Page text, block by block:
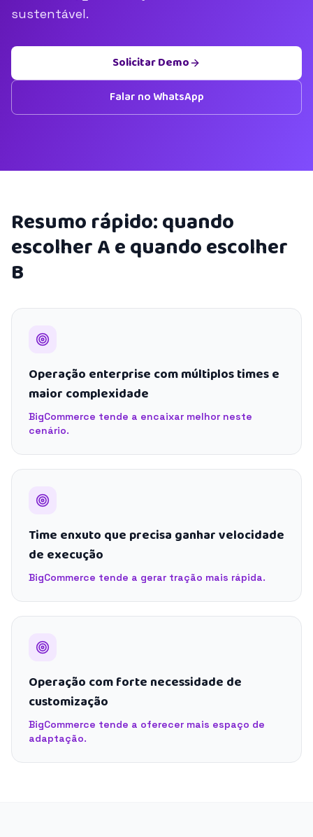
sustentável.
Solicitar Demo
Falar no WhatsApp
Resumo rápido: quando
escolher A e quando escolher
B
Operação enterprise com múltiplos times e
maior complexidade
BigCommerce tende a encaixar melhor neste
cenário.
Time enxuto que precisa ganhar velocidade
de execução
BigCommerce tende a gerar tração mais rápida.
Operação com forte necessidade de
customização
BigCommerce tende a oferecer mais espaço de
adaptação.